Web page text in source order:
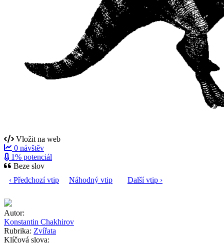
Vložit na web
0 návštěv
1% potenciál
Beze slov
‹ Předchozí vtip
Náhodný vtip Další vtip ›
Autor:
Konstantin Chakhirov
Rubrika: Zvířata
Klíčová slova: